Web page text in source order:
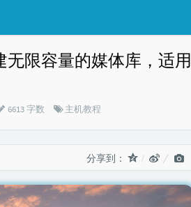
无限容量的媒体库，适用
6613 字数
分
主机教程
分享到：